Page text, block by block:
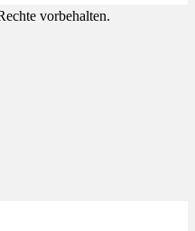
vorbehalten.